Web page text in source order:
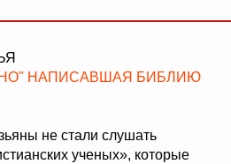
НАПИСАВШАЯ БИБЛИЮ
не стали слушать
ученых», которые